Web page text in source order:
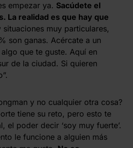
empezar ya. Sacúdete el
La realidad es que hay que
situaciones muy particulares,
son ganas. Acércate a un
que te guste. Aquí en
de la ciudad. Si quieren
y no cualquier otra cosa?
tiene su reto, pero esto te
el poder decir ‘soy muy fuerte’.
le funcione a alguien más